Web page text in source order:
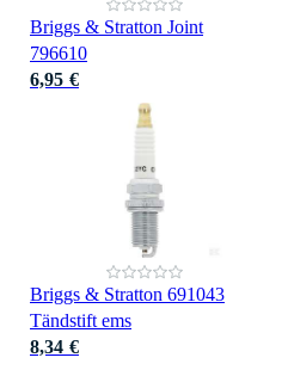
Briggs & Stratton Joint
796610
6,95 €
Briggs & Stratton 691043
Tändstift ems
8,34 €